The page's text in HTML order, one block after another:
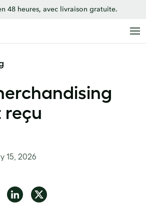
48 heures, avec livraison gratuite.
reçu
15, 2026
Share Share